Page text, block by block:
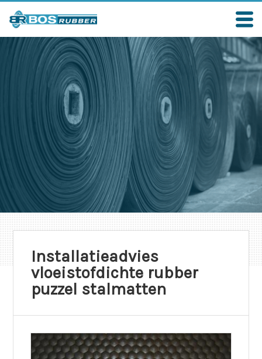
Installatieadvies
vloeistofdichte rubber
puzzel stalmatten